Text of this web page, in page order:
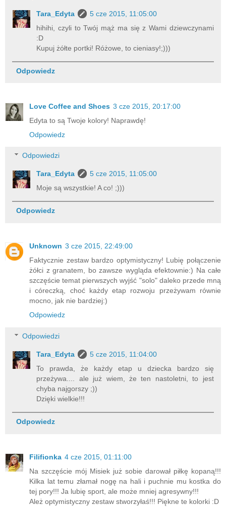
Tara_Edyta
5 cze 2015, 11:05:00
hihihi, czyli to Twój mąż ma się z Wami dziewczynami
:D
Kupuj żółte portki! Różowe, to cieniasy!;)))
Odpowiedz
Love Coffee and Shoes 3 cze 2015, 20:17:00
Edyta to są Twoje kolory! Naprawdę!
Odpowiedz
Odpowiedzi
Tara_Edyta
5 cze 2015, 11:05:00
Moje są wszystkie! A co! ;)))
Odpowiedz
Unknown 3 cze 2015, 22:49:00
Faktycznie zestaw bardzo optymistyczny! Lubię połączenie
żółci z granatem, bo zawsze wygląda efektownie:) Na całe
szczęście temat pierwszych wyjść "solo" daleko przede mną
i córeczką, choć każdy etap rozwoju przeżywam równie
mocno, jak nie bardziej:)
Odpowiedz
Odpowiedzi
Tara_Edyta
5 cze 2015, 11:04:00
To prawda, że każdy etap u dziecka bardzo się
przeżywa.... ale już wiem, że ten nastoletni, to jest
chyba najgorszy ;))
Dzięki wielkie!!!
Odpowiedz
Filifionka 4 cze 2015, 01:11:00
Na szczęście mój Misiek już sobie darował piłkę kopaną!!!
Kilka lat temu złamał nogę na hali i puchnie mu kostka do
tej pory!!! Ja lubię sport, ale może mniej agresywny!!!
Ależ optymistyczny zestaw stworzyłaś!!! Piękne te kolorki :D